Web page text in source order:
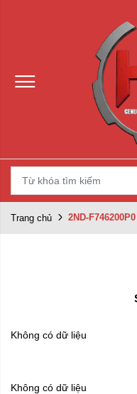
Trang chủ 2ND-F746200P0
Không có dữ liệu
Không có dữ liệu